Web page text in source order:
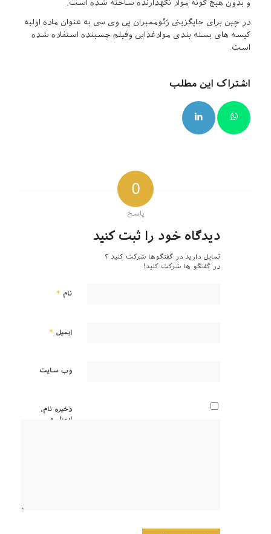
و بدون هیچ گونه مواد نگهدارنده ساخته شده است.
در چین برای جایگزینی ژئوممبران پی وی سی به عنوان ماده اولیه
کیسه های بسته بندی موادغذایی وفیلم چسبنده استفاده شده
است.
اشتراک این مطلب
0
پاسخ
دیدگاه خود را ثبت کنید
تمایل دارید در گفتگوها شرکت کنید ؟
در گفتگو ها شرکت کنید!
نام *
ایمیل *
وب‌ سایت
ذخیره نام،
ایمیل و